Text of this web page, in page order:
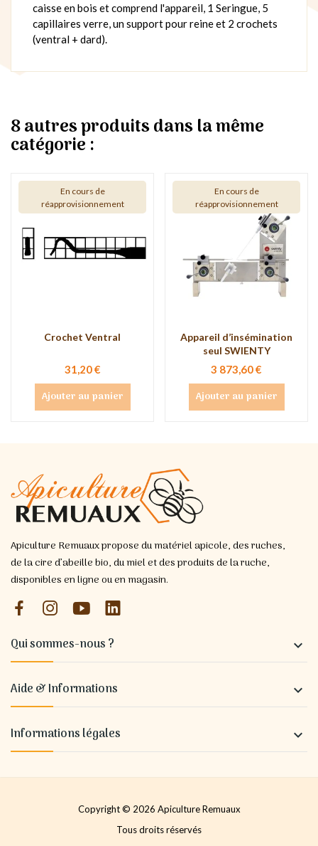
caisse en bois et comprend l'appareil, 1 Seringue, 5
capillaires verre, un support pour reine et 2 crochets
(vent­ral + dard).
8 autres produits dans la même
catégorie :
En cours de
réapprovisionnement
Crochet Ventral
31,20 €
Ajouter au panier
En cours de
réapprovisionnement
Appareil d’insémination
seul SWIENTY
3 873,60 €
Ajouter au panier
Apiculture Remuaux propose du matériel apicole, des ruches,
de la cire d’abeille bio, du miel et des produits de la ruche,
disponibles en ligne ou en magasin.
Qui sommes-nous ? 
Aide & Informations 
Informations légales 
Copyright © 2026 Apiculture Remuaux
Tous droits réservés